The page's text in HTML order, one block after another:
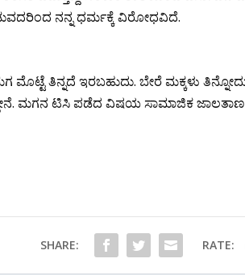
ನನ್ನ ಧರ್ಮಕ್ಕೆ ವಿರೋಧವಿದೆ.
ಮೊಟ್ಟೆ ತಿನ್ನದೆ ಇರಬಹುದು. ಬೇರೆ ಮಕ್ಕಳು
ಮಗನ ಟಿಸಿ ಪಡೆದ ವಿಷಯ ಸಾಮಾಜಿಕ
SHARE: RATE: